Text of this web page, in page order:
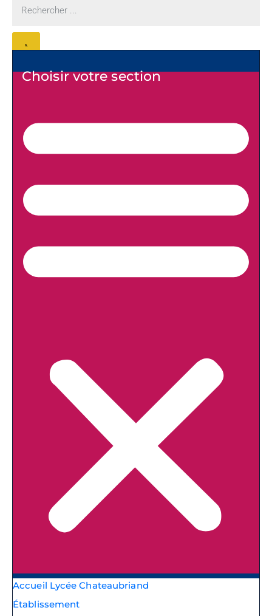
Choisir votre section
Accueil Lycée Chateaubriand
Établissement